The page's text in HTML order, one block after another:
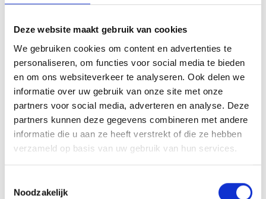
Deze website maakt gebruik van cookies
We gebruiken cookies om content en advertenties te
personaliseren, om functies voor social media te bieden
en om ons websiteverkeer te analyseren. Ook delen we
informatie over uw gebruik van onze site met onze
partners voor social media, adverteren en analyse. Deze
partners kunnen deze gegevens combineren met andere
informatie die u aan ze heeft verstrekt of die ze hebben
verzameld op basis van uw gebruik van hun services.
Noodzakelijk